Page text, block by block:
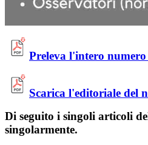
Preleva l'intero numero
Scarica l'editoriale del
Di seguito i singoli articoli
singolarmente.